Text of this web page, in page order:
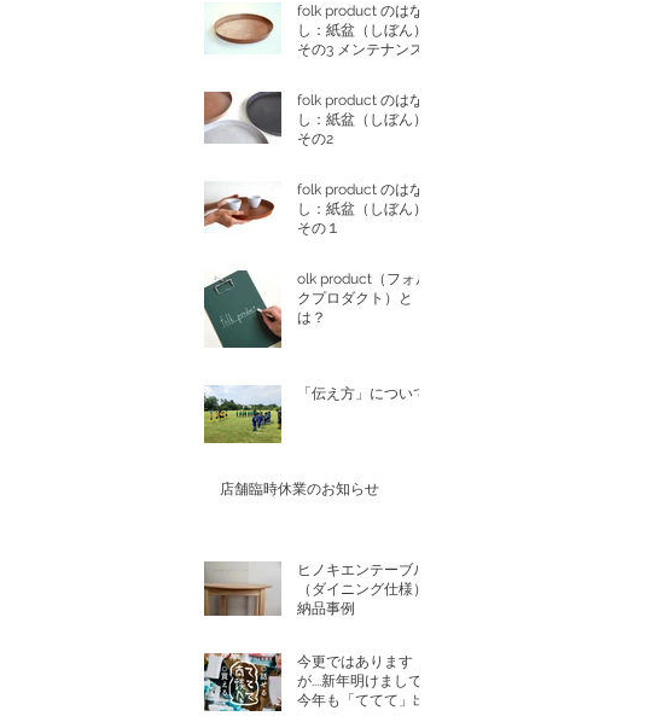
folk product のはな
し：紙盆（しぼん）
その3 メンテナンス
folk product のはな
し：紙盆（しぼん）
その2
folk product のはな
し：紙盆（しぼん）
その１
olk product（フォル
クプロダクト）と
は？
「伝え方」について
店舗臨時休業のお知らせ
ヒノキエンテーブル
（ダイニング仕様）
納品事例
今更ではあります
が....新年明けまして....
今年も「ててて」出